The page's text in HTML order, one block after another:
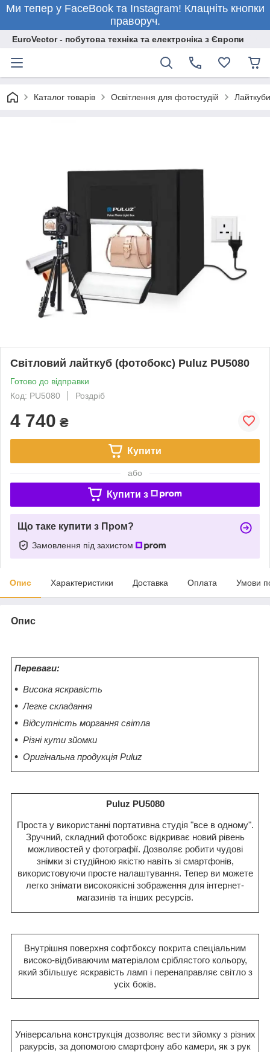
Ми тепер у FaceBook та Instagram! Клацніть кнопки
праворуч.
EuroVector - побутова техніка та електроніка з Європи
Каталог товарів Освітлення для фотостудій
Світловий лайткуб (фотобокс) Puluz PU5080
Готово до відправки
Код: PU5080
Роздріб
4 740 ₴
Купити
або
Купити з
Що таке купити з Пром?
Замовлення під захистом
Опис Характеристики Доставка Оплата Умови
Опис
Переваги:
Висока яскравість
Легке складання
Відсутність моргання світла
Різні кути зйомки
Оригінальна продукція Puluz
Puluz PU5080
Проста у використанні портативна студія "все в одному".
Зручний, складний фотобокс відкриває новий рівень
можливостей у фотографії. Дозволяє робити чудові
знімки зі студійною якістю навіть зі смартфонів,
використовуючи просте налаштування. Тепер ви можете
легко знімати високоякісні зображення для інтернет-
магазинів та інших ресурсів.
Внутрішня поверхня софтбоксу покрита спеціальним
високо-відбиваючим матеріалом сріблястого кольору,
який збільшує яскравість ламп і перенаправляє світло з
усіх боків.
Універсальна конструкція дозволяє вести зйомку з різних
ракурсів, за допомогою смартфону або камери, як з рук